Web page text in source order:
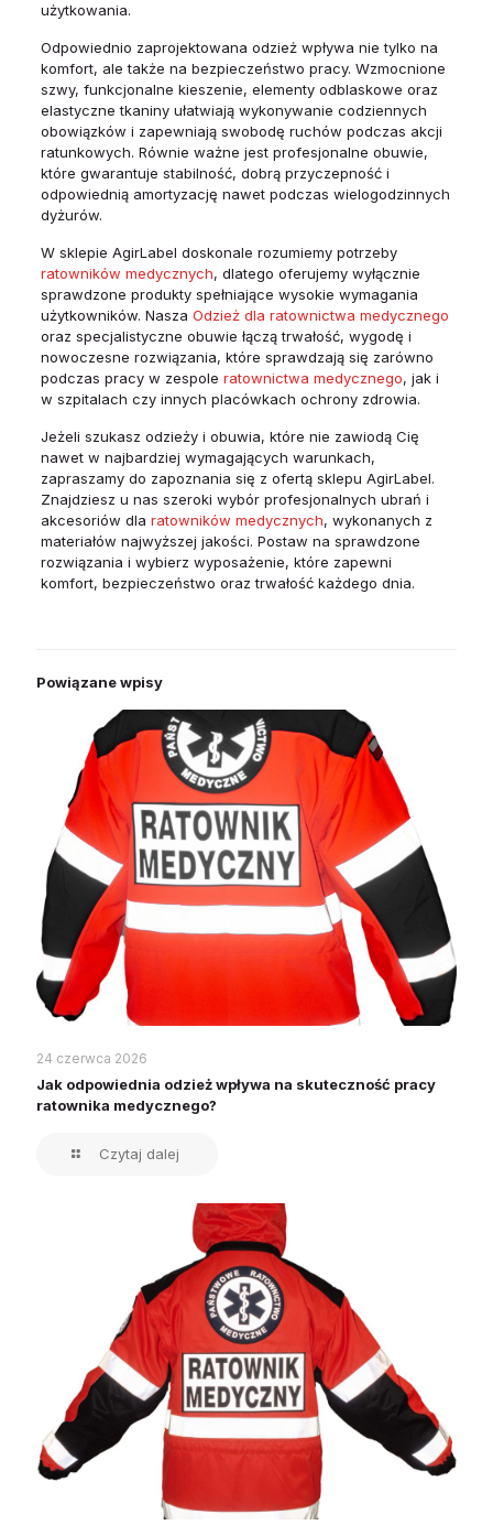
użytkowania.
Odpowiednio zaprojektowana odzież wpływa nie tylko na
komfort, ale także na bezpieczeństwo pracy. Wzmocnione
szwy, funkcjonalne kieszenie, elementy odblaskowe oraz
elastyczne tkaniny ułatwiają wykonywanie codziennych
obowiązków i zapewniają swobodę ruchów podczas akcji
ratunkowych. Równie ważne jest profesjonalne obuwie,
które gwarantuje stabilność, dobrą przyczepność i
odpowiednią amortyzację nawet podczas wielogodzinnych
dyżurów.
W sklepie AgirLabel doskonale rozumiemy potrzeby
ratowników medycznych, dlatego oferujemy wyłącznie
sprawdzone produkty spełniające wysokie wymagania
użytkowników. Nasza Odzież dla ratownictwa medycznego
oraz specjalistyczne obuwie łączą trwałość, wygodę i
nowoczesne rozwiązania, które sprawdzają się zarówno
podczas pracy w zespole ratownictwa medycznego, jak i
w szpitalach czy innych placówkach ochrony zdrowia.
Jeżeli szukasz odzieży i obuwia, które nie zawiodą Cię
nawet w najbardziej wymagających warunkach,
zapraszamy do zapoznania się z ofertą sklepu AgirLabel.
Znajdziesz u nas szeroki wybór profesjonalnych ubrań i
akcesoriów dla ratowników medycznych, wykonanych z
materiałów najwyższej jakości. Postaw na sprawdzone
rozwiązania i wybierz wyposażenie, które zapewni
komfort, bezpieczeństwo oraz trwałość każdego dnia.
Powiązane wpisy
24 czerwca 2026
Jak odpowiednia odzież wpływa na skuteczność pracy
ratownika medycznego?
Czytaj dalej